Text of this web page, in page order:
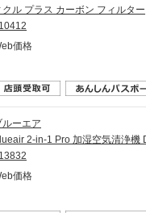
クル プラス カーボン フィルター
価格
ルーエア
2-in-1 Pro 加湿空気清浄機
価格